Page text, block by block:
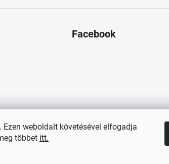
weboldalt követésével elfogadja
többet itt.
Facebook